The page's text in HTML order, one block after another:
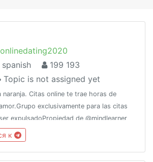
spanish
199 193
Topic is not assigned yet
naranja. Citas online te trae horas de
exclusivamente para las citas
expulsadoPropiedad de @mindlearner
5358270208 (Raúl)
к